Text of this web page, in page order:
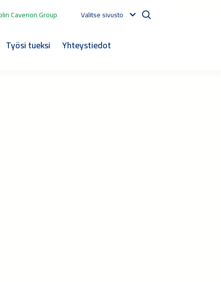
Caverion Group Valitse sivusto
Työsi tueksi Yhteystiedot